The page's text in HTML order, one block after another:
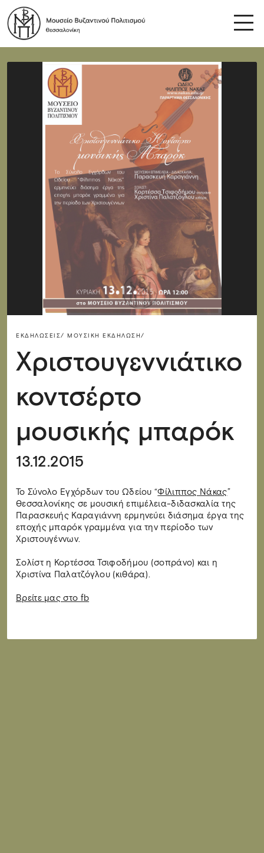
ΕΚΔΗΛΏΣΕΙΣ/ ΜΟΥΣΙΚΉ ΕΚΔΉΛΩΣΗ/
Χριστουγεννιάτικο
κοντσέρτο
μουσικής μπαρόκ
13.12.2015
Το Σύνολο Εγχόρδων του Ωδείου “Φίλιππος Νάκας”
Θεσσαλονίκης σε μουσική επιμέλεια-διδασκαλία της
Παρασκευής Καραγιάννη ερμηνεύει διάσημα έργα της
εποχής μπαρόκ γραμμένα για την περίοδο των
Χριστουγέννων.
Σολίστ η Κορτέσσα Τσιφοδήμου (σοπράνο) και η
Χριστίνα Παλατζόγλου (κιθάρα).
Βρείτε μας στο fb